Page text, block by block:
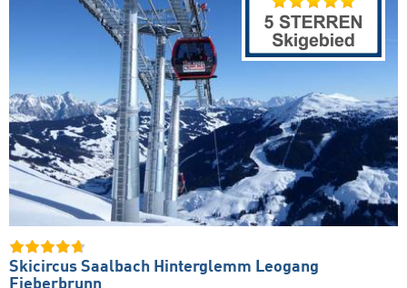
Skicircus Saalbach Hinterglemm Leogang
Fieberbrunn